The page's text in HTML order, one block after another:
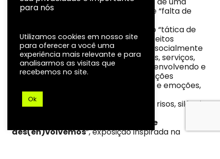
disposição para mudança coberta de “falta de
Esse comportamento, utilizado como “tática de
sobrevivência”, não impede que os efeitos
positivos e negativos se reverberem socialmente
– através da paisagem, relações, sons, serviços,
oportunidades, cultura, trocas etc –, envolvendo e
afogando os alienados, causando reações
silenciosas na forma de pensamento e emoções,
manifestados através de músicas,
comportamentos, olhares cansados, risos, silêncio,
Cidade que
des(en)volvemos”, exposição inspirada na
para nós
Utilizamos cookies em nosso site
para oferecer a você uma
experiência mais relevante e para
analisarmos as visitas que
recebemos no site.
Ok